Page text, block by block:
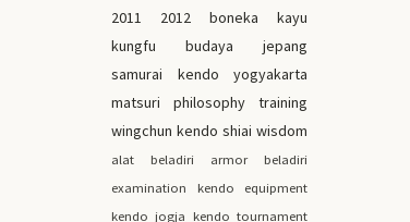
2011
2012
boneka kayu
kungfu
budaya jepang
samurai
kendo yogyakarta
matsuri
philosophy
training
wingchun kendo shiai wisdom
alat beladiri armor
beladiri
examination
kendo equipment
kendo jogja kendo tournament